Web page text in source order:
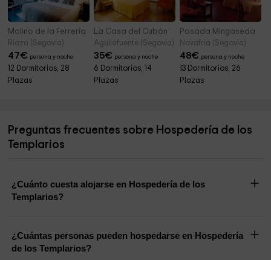
Molino de la Ferrería
Riaza (Segovia)
47€ persona y noche
12 Dormitorios, 28
Plazas
La Casa del Cubón
Aguilafuente (Segovia)
35€ persona y noche
6 Dormitorios, 14
Plazas
Posada Mingaseda
Navafria (Segovia)
48€ persona y noche
13 Dormitorios, 26
Plazas
Preguntas frecuentes sobre Hospedería de los
Templarios
¿Cuánto cuesta alojarse en Hospedería de los
Templarios?
¿Cuántas personas pueden hospedarse en Hospedería
de los Templarios?